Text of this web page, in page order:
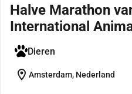
Halve Marathon
International
Dieren
location_on Amsterdam, Nederland